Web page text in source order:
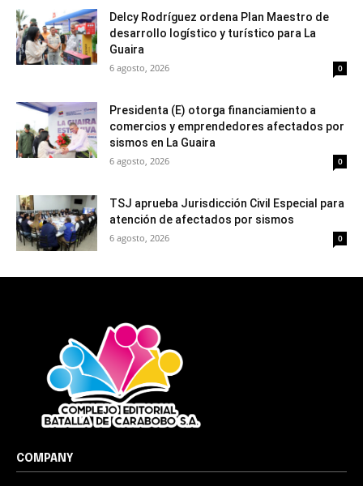
Delcy Rodríguez ordena Plan Maestro de
desarrollo logístico y turístico para La
Guaira
6 agosto, 2026 0
Presidenta (E) otorga financiamiento a
comercios y emprendedores afectados por
sismos en La Guaira
6 agosto, 2026 0
TSJ aprueba Jurisdicción Civil Especial para
atención de afectados por sismos
6 agosto, 2026 0
COMPANY